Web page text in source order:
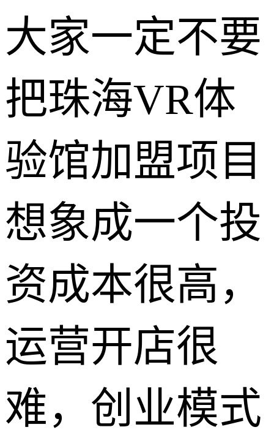
大家一定不要
把珠海VR体
验馆加盟项目
想象成一个投
资成本很高，
运营开店很
难，创业模式